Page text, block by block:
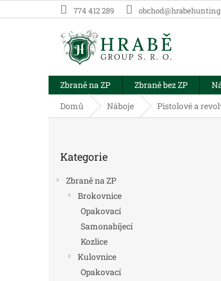
na
774 412 289
Zbraně na ZP Zbraně bez ZP
Domů
Náboje Pistolové a
kategorie
Kategorie
Zbraně na ZP
Brokovnice
Opakovací
Samonabíjecí
Kozlice
Kulovnice
Opakovací